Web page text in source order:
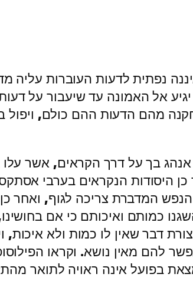
נפתית לדעות העוברות עליה
יגיע אל האמונה עד שיעבור על
מהם הדעות ההם כולם, ויפול
אנהג בך על דרך הקראים, אשר
כן היסודות הנקראים בערבי
המדברת צריכה לגוף, ואחר
כמותם ואיכותם כי אם
דבר שאין לו כמות ולא
להם מאין נושא. וקראו
בפועל אינה ראויה לתואר